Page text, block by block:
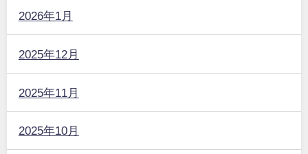
2026年1月
2025年12月
2025年11月
2025年10月